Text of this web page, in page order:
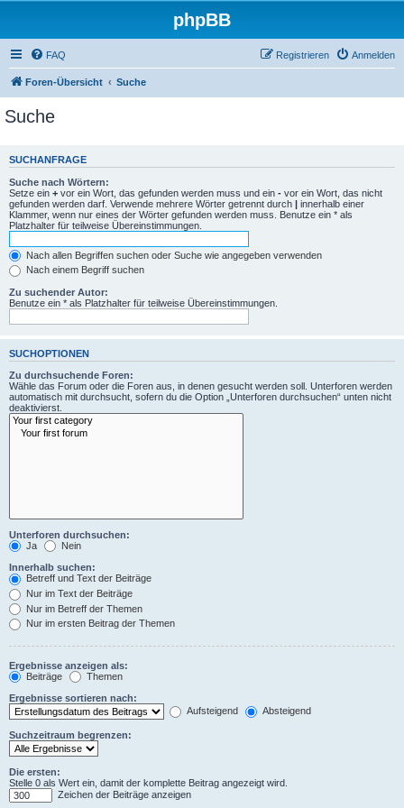
phpBB
FAQ Anmelden
Registrieren
Foren-Übersicht Suche
Suche
SUCHANFRAGE
Suche nach Wörtern:
Setze ein + vor ein Wort, das gefunden werden muss und ein - vor ein Wort, das nicht
gefunden werden darf. Verwende mehrere Wörter getrennt durch | innerhalb einer
Klammer, wenn nur eines der Wörter gefunden werden muss. Benutze ein * als
Platzhalter für teilweise Übereinstimmungen.
Nach allen Begriffen suchen oder Suche wie angegeben verwenden
Nach einem Begriff suchen
Zu suchender Autor:
Benutze ein * als Platzhalter für teilweise Übereinstimmungen.
SUCHOPTIONEN
Zu durchsuchende Foren:
Wähle das Forum oder die Foren aus, in denen gesucht werden soll. Unterforen werden
automatisch mit durchsucht, sofern du die Option „Unterforen durchsuchen“ unten nicht
deaktivierst.
Unterforen durchsuchen:
Ja
Nein
Innerhalb suchen:
Betreff und Text der Beiträge
Nur im Text der Beiträge
Nur im Betreff der Themen
Nur im ersten Beitrag der Themen
Ergebnisse anzeigen als:
Beiträge
Themen
Ergebnisse sortieren nach:
Aufsteigend
Absteigend
Suchzeitraum begrenzen:
Die ersten:
Stelle 0 als Wert ein, damit der komplette Beitrag angezeigt wird.
Zeichen der Beiträge anzeigen